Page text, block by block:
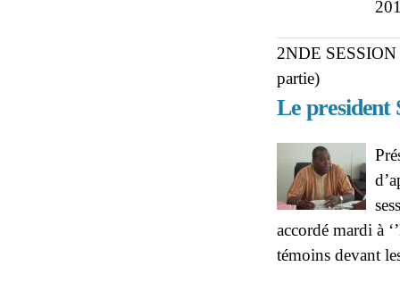
2NDE
partie)
Le president
accordé mardi à
témoins devant